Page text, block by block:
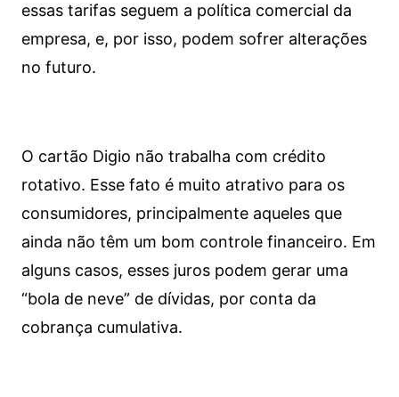
essas tarifas seguem a política comercial da
empresa, e, por isso, podem sofrer alterações
no futuro.
O cartão Digio não trabalha com crédito
rotativo. Esse fato é muito atrativo para os
consumidores, principalmente aqueles que
ainda não têm um bom controle financeiro. Em
alguns casos, esses juros podem gerar uma
“bola de neve” de dívidas, por conta da
cobrança cumulativa.